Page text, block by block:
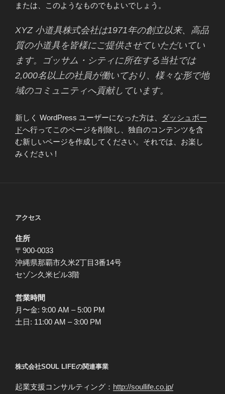
または、このようなものでもよいでしょう。
XYZ 小道具株式会社は1971年の創立以来、高品
質の小道具を皆様にご提供させていただいてい
ます。ゴッサム・シティに所在する当社では
2,000名以上の社員が働いており、様々な形で地
域のコミュニティへ貢献しています。
新しく WordPress ユーザーになった方は、
ダッシュボー
ドへ行ってこのページを削除し、独自のコンテンツを含
む新しいページを作成してください。それでは、お楽し
みください !
アクセス
住所
〒900-0033
沖縄県那覇市久米2丁目3番14号
セゾン久米ビル3階
営業時間
月〜金: 9:00 AM – 5:00 PM
土日: 11:00 AM – 3:00 PM
株式会社SOUL LIFEの関連事業
起業支援コンサルティング： http://soullife.co.jp/